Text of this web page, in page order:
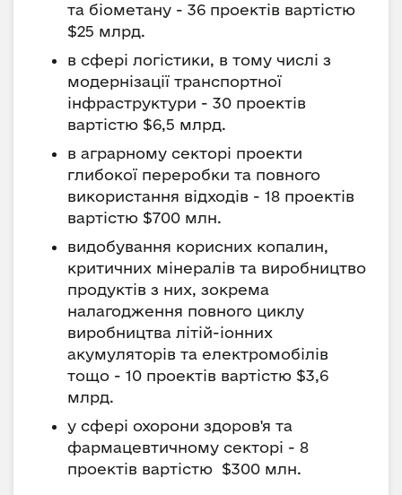
та біометану - 36 проектів вартістю
$25 млрд.
в сфері логістики, в тому числі з
модернізації транспортної
інфраструктури - 30 проектів
вартістю $6,5 млрд.
в аграрному секторі проекти
глибокої переробки та повного
використання відходів - 18 проектів
вартістю $700 млн.
видобування корисних копалин,
критичних мінералів та виробництво
продуктів з них, зокрема
налагодження повного циклу
виробництва літій-іонних
акумуляторів та електромобілів
тощо - 10 проектів вартістю $3,6
млрд.
у сфері охорони здоров'я та
фармацевтичному секторі - 8
проектів вартістю $300 млн.